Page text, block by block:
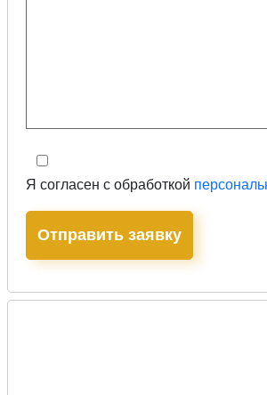
Я согласен с обработкой